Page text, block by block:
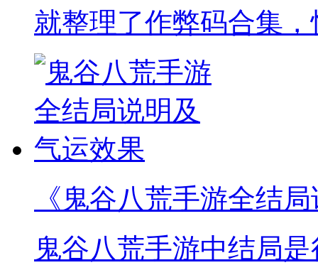
就整理了作弊码合集
《鬼谷八荒手游全结
鬼谷八荒手游中结局